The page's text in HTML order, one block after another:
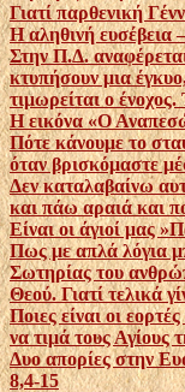
Γιατί παρθενική
Η αληθινή ευσέβεια
Στην Π.Δ.
κτυπήσουν μια
τιμωρείται ο ένοχος.
Η εικόνα «Ο
Πότε κάνουμε το
όταν βρισκόμαστε
Δεν καταλαβαίνω
και πάω αραιά και
Είναι οι άγιοί μας
Πως με απλά λόγια
Σωτηρίας του
Θεού. Γιατί τελικά
Ποιες είναι οι
να τιμά τους Αγίους
Δυο απορίες στην
8,4-15